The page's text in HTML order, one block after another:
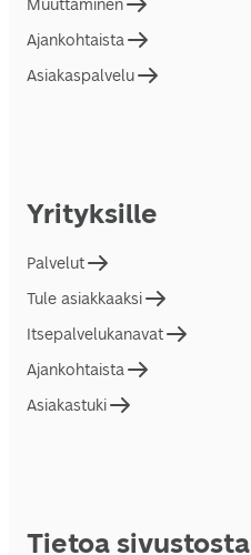
Muuttaminen
Ajankohtaista
Asiakaspalvelu
Yrityksille
Palvelut
Tule asiakkaaksi
Itsepalvelukanavat
Ajankohtaista
Asiakastuki
Tietoa sivustosta